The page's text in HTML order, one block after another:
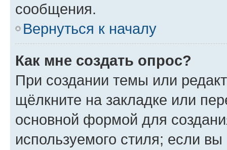
сообщения.
Вернуться к началу
Как мне создать опрос?
При создании темы или
щёлкните на закладке или
основной формой для
используемого стиля; если